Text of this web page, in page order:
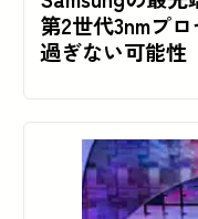
第2世代3nmプ
過ぎない可能性